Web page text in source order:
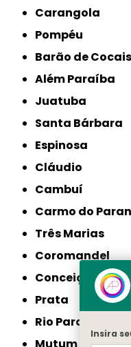
Carangola
Pompéu
Barão de Cocais
Além Paraíba
Juatuba
Santa Bárbara
Espinosa
Cláudio
Cambuí
Carmo do
Três Marias
Coromandel
Conceição das
Prata
Rio Pardo de
Insira